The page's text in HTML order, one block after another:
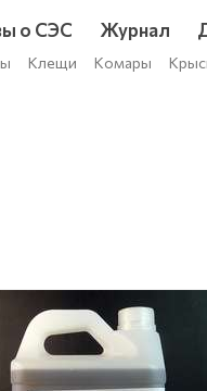
о СЭС Журнал
Клещи Комары